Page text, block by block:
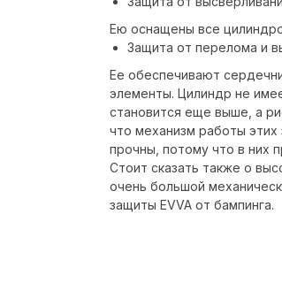
Ею оснащены все
Защита от перелома и
Ее обеспечивают
элементы. Цилиндр не
становится еще выше, а
что механизм работы
прочны, потому что в них
Стоит сказать также о
очень большой
защиты EVVA от бампинга.